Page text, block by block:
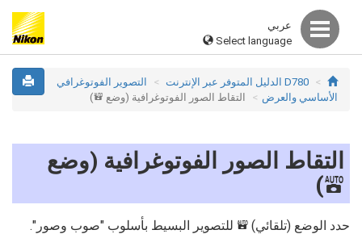
عربي
Select language
D780 الدليل المتوفر عبر الإنترنت
التصوير الفوتوغرافي
الأساسي والعرض
التقاط الصور الفوتوغرافية (وضع b
)
التقاط الصور الفوتوغرافية (وضع
b
)
حدد الوضع (تلقائي) b للتصوير البسيط بأسلوب "صوب وصور".